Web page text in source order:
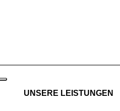
UNSERE LEISTUNGEN